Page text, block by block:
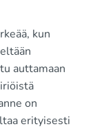
kun
auttamaan
on
erityisesti